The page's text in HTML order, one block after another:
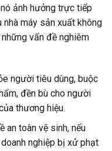
ảnh hưởng trực tiếp
nhà máy sản xuất không
vấn đề nghiêm
người tiêu dùng, buộc
đền bù cho người
thương hiệu.
an toàn vệ sinh, nếu
nghiệp bị xử phạt